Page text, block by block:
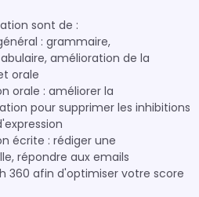
sont de :
: grammaire,
amélioration de la
orale
orale : améliorer la
pour supprimer les inhibitions
écrite : rédiger une
répondre aux emails
360 afin d'optimiser votre score